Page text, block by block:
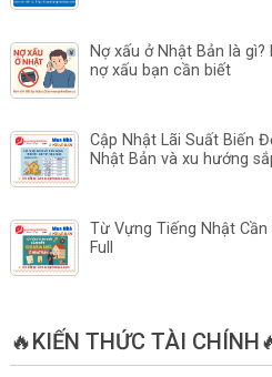
Nợ xấu ở Nhật Bản là
nợ xấu bạn cần biết
Cập Nhật Lãi Suất Biến
Nhật Bản và xu hướng
Từ Vựng Tiếng Nhật
Full
🔥KIẾN THỨC TÀI